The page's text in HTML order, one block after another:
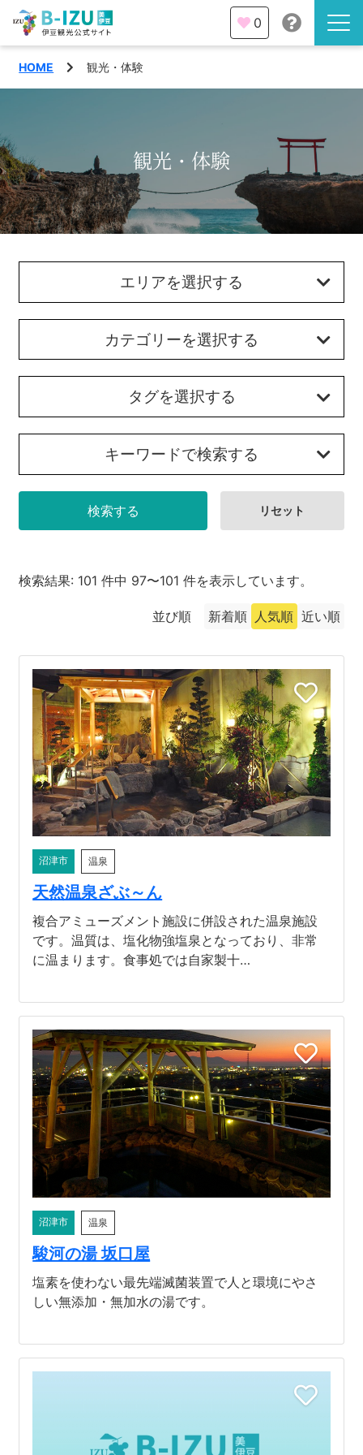
伊豆半島を知る
みる
あそぶ
あじわう
観光・体験
イベント
沼津市
三島市
函南町
西伊豆町
東伊豆町
伊豆市
河津町
特集
AIルートプランナー
日本語
合同会社説明会
伊豆ワーケーション
0
HOME 観光・体験
観光・体験
エリアを選択する
カテゴリーを選択する
タグを選択する
キーワードで検索する
検索結果: 101 件中 97〜101 件を表示しています。
並び順 新着順 人気順 近い順
沼津市 温泉
天然温泉ざぶ～ん
複合アミューズメント施設に併設された温泉施設
です。温質は、塩化物強塩泉となっており、非常
に温まります。食事処では自家製十…
沼津市 温泉
駿河の湯 坂口屋
塩素を使わない最先端滅菌装置で人と環境にやさ
しい無添加・無加水の湯です。